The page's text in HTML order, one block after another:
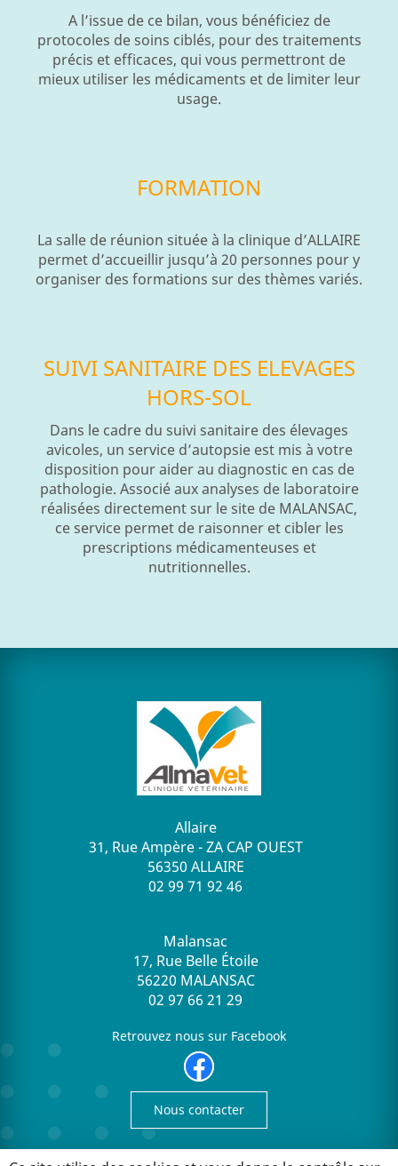
A l’issue de ce bilan, vous bénéficiez de
protocoles de soins ciblés, pour des traitements
précis et efficaces, qui vous permettront de
mieux utiliser les médicaments et de limiter leur
usage.
FORMATION
La salle de réunion située à la clinique d’ALLAIRE
permet d’accueillir jusqu’à 20 personnes pour y
organiser des formations sur des thèmes variés.
SUIVI SANITAIRE DES ELEVAGES
HORS-SOL
Dans le cadre du suivi sanitaire des élevages
avicoles, un service d’autopsie est mis à votre
disposition pour aider au diagnostic en cas de
pathologie. Associé aux analyses de laboratoire
réalisées directement sur le site de MALANSAC,
ce service permet de raisonner et cibler les
prescriptions médicamenteuses et
nutritionnelles.
Allaire
31, Rue Ampère - ZA CAP OUEST
56350 ALLAIRE
02 99 71 92 46
Malansac
17, Rue Belle Étoile
56220 MALANSAC
02 97 66 21 29
Retrouvez nous sur Facebook
Nous contacter